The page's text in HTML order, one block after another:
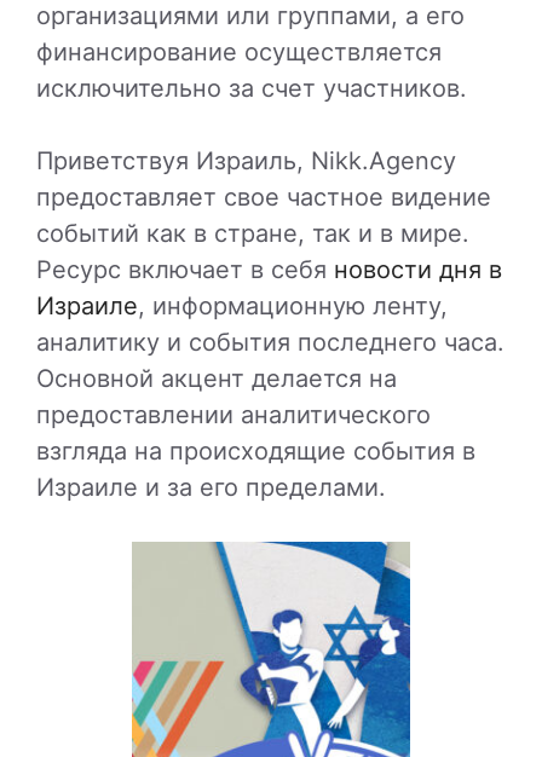
организациями или группами, а его
финансирование осуществляется
исключительно за счет участников.
Приветствуя Израиль, Nikk.Agency
предоставляет свое частное видение
событий как в стране, так и в мире.
Ресурс включает в себя новости дня в
Израиле, информационную ленту,
аналитику и события последнего часа.
Основной акцент делается на
предоставлении аналитического
взгляда на происходящие события в
Израиле и за его пределами.